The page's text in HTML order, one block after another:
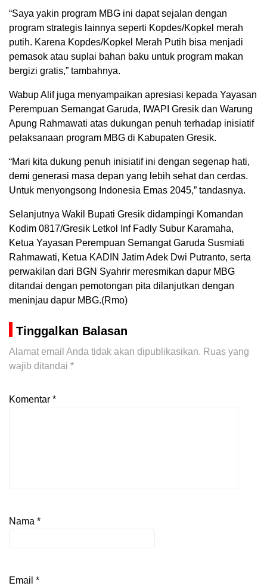
“Saya yakin program MBG ini dapat sejalan dengan
program strategis lainnya seperti Kopdes/Kopkel merah
putih. Karena Kopdes/Kopkel Merah Putih bisa menjadi
pemasok atau suplai bahan baku untuk program makan
bergizi gratis,” tambahnya.
Wabup Alif juga menyampaikan apresiasi kepada Yayasan
Perempuan Semangat Garuda, IWAPI Gresik dan Warung
Apung Rahmawati atas dukungan penuh terhadap inisiatif
pelaksanaan program MBG di Kabupaten Gresik.
“Mari kita dukung penuh inisiatif ini dengan segenap hati,
demi generasi masa depan yang lebih sehat dan cerdas.
Untuk menyongsong Indonesia Emas 2045,” tandasnya.
Selanjutnya Wakil Bupati Gresik didampingi Komandan
Kodim 0817/Gresik Letkol Inf Fadly Subur Karamaha,
Ketua Yayasan Perempuan Semangat Garuda Susmiati
Rahmawati, Ketua KADIN Jatim Adek Dwi Putranto, serta
perwakilan dari BGN Syahrir meresmikan dapur MBG
ditandai dengan pemotongan pita dilanjutkan dengan
meninjau dapur MBG.(Rmo)
Tinggalkan Balasan
Alamat email Anda tidak akan dipublikasikan. Ruas yang
wajib ditandai *
Komentar *
Nama *
Email *